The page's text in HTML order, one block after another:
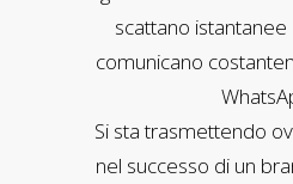
scattano
comunicano
Si sta trasmettendo
nel successo di un